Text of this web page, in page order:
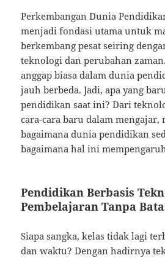
Perkembangan Dunia
menjadi fondasi utama untuk
berkembang pesat seiring
teknologi dan perubahan
anggap biasa dalam dunia
jauh berbeda. Jadi, apa yang
pendidikan saat ini? Dari
cara-cara baru dalam
bagaimana dunia pendidikan
bagaimana hal ini
Pendidikan Berbasis
Pembelajaran Tanpa
Siapa sangka, kelas tidak lagi
dan waktu? Dengan hadirnya